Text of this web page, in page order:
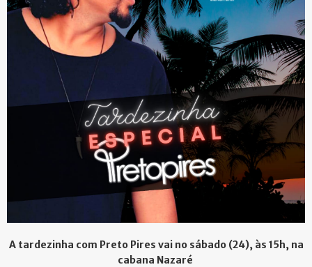
A tardezinha com Preto Pires vai no sábado (24), às 15h, na
cabana Nazaré